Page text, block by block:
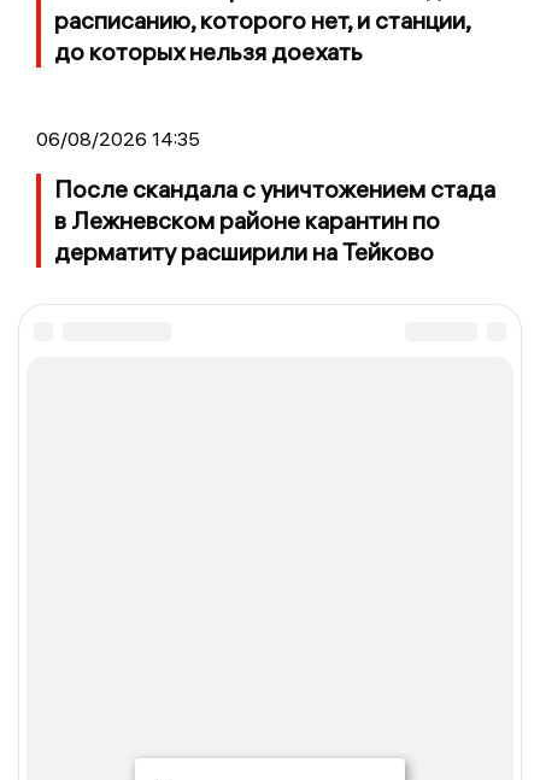
расписанию, которого нет, и станции,
до которых нельзя доехать
06/08/2026 14:35
После скандала с уничтожением стада
в Лежневском районе карантин по
дерматиту расширили на Тейково